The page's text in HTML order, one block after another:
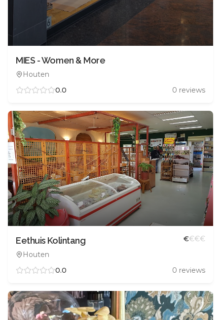
MIES - Women & More
Houten
0.0
0 reviews
Eethuis Kolintang
Houten
€€€€
0.0 0 reviews